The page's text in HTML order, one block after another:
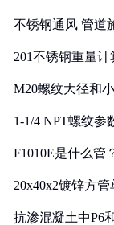
不锈钢通风 管道
201不锈钢重量
M20螺纹大径和
1-1/4 NPT螺纹参
F1010E是什么管
20x40x2镀锌方
抗渗混凝土中P6